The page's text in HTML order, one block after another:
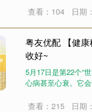
查看：104 日期
粤友优配 【健
收好~
5月17日是第22个“
心病甚至心衰。它
查看：215 日期